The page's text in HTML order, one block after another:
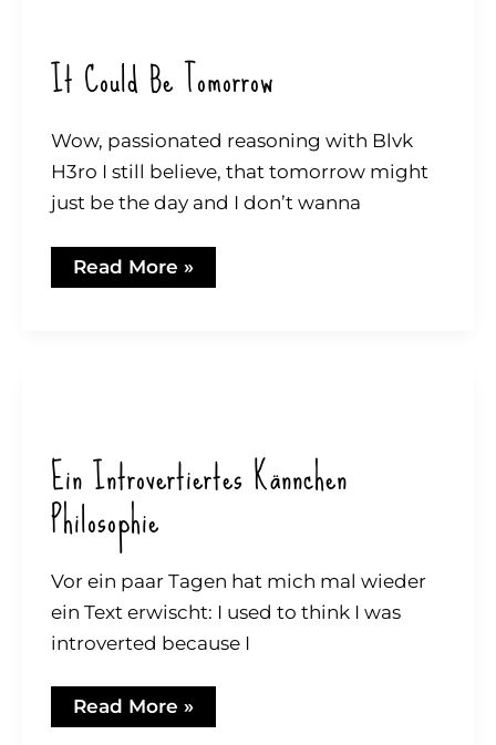
It Could Be Tomorrow
Wow, passionated reasoning with Blvk
H3ro I still believe, that tomorrow might
just be the day and I don’t wanna
It
could
Read More »
Ein Introvertiertes Kännchen
Philosophie
Vor ein paar Tagen hat mich mal wieder
ein Text erwischt: I used to think I was
introverted because I
Ein
introvertiertes
Read More »